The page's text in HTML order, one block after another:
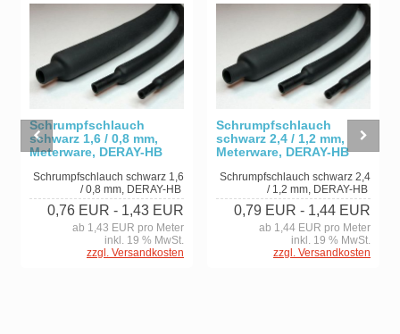
Schrumpfschlauch
schwarz 1,6 / 0,8 mm,
Meterware, DERAY-HB
Schrumpfschlauch schwarz 1,6
/ 0,8 mm, DERAY-HB
0,76 EUR - 1,43 EUR
ab 1,43 EUR pro Meter
inkl. 19 % MwSt.
zzgl. Versandkosten
Schrumpfschlauch
schwarz 2,4 / 1,2 mm,
Meterware, DERAY-HB
Schrumpfschlauch schwarz 2,4
/ 1,2 mm, DERAY-HB
0,79 EUR - 1,44 EUR
ab 1,44 EUR pro Meter
inkl. 19 % MwSt.
zzgl. Versandkosten